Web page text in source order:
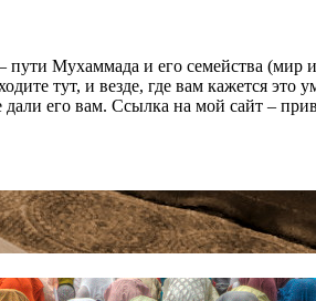
Мухаммада и его семейства (мир
тут, и везде, где вам кажется
его вам. Ссылка на мой сайт –